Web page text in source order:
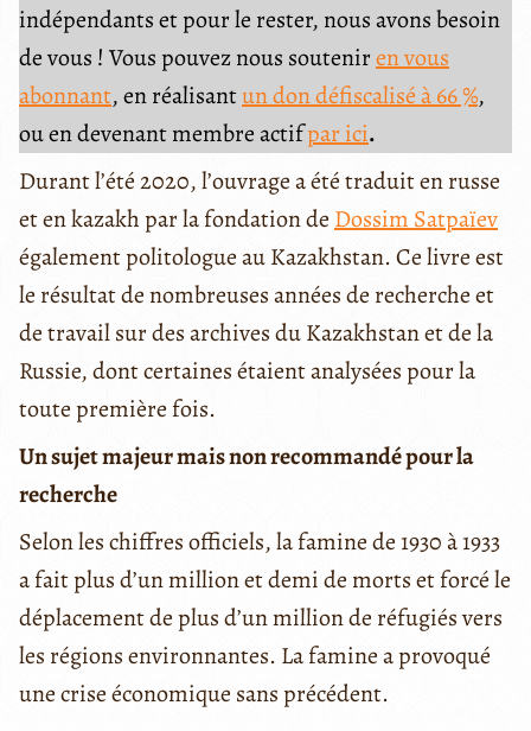
indépendants et pour le rester, nous avons besoin
de vous ! Vous pouvez nous souteniren vous
abonnant, en réalisantun don défiscalisé à 66 %,
ou en devenant membre actifpar ici.
Durant l’été 2020, l’ouvrage a été traduit en russe
et en kazakh par la fondation de Dossim Satpaïev
également politologue au Kazakhstan. Ce livre est
le résultat de nombreuses années de recherche et
de travail sur des archives du Kazakhstan et de la
Russie, dont certaines étaient analysées pour la
toute première fois.
Un sujet majeur mais non recommandé pour la
recherche
Selon les chiffres officiels, la famine de 1930 à 1933
a fait plus d’un million et demi de morts et forcé le
déplacement de plus d’un million de réfugiés vers
les régions environnantes. La famine a provoqué
une crise économique sans précédent.